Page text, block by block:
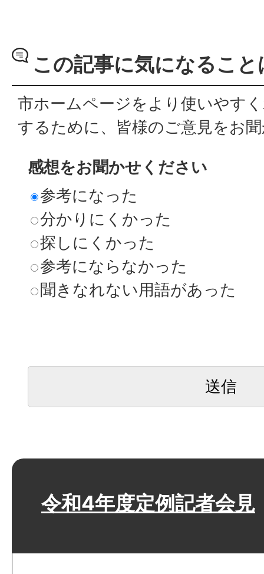
この記事に気になるこ
市ホームページをより使いやす
するために、皆様のご意見をお
感想をお聞かせください
参考になった
分かりにくかった
探しにくかった
参考にならなかった
聞きなれない用語があった
令和4年度定例記者会見